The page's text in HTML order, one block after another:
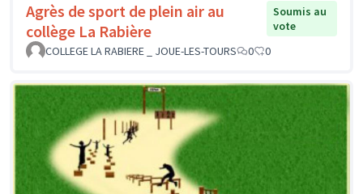
Agrès de sport de plein air au
collège La Rabière
Soumis au
vote
COLLEGE LA RABIERE _ JOUE-LES-TOURS
0 0